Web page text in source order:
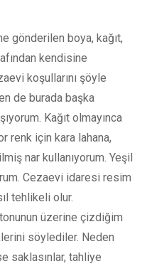
gönderilen boya, kağıt,
kendisine
koşullarını şöyle
de burada başka
Kağıt olmayınca
renk için kara lahana,
nar kullanıyorum. Yeşil
Cezaevi idaresi resim
tehlikeli olur.
üzerine çizdiğim
söylediler. Neden
saklasınlar, tahliye